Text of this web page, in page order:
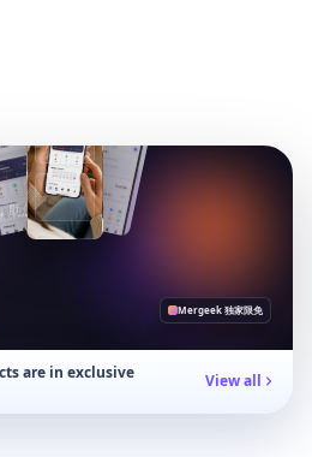
简单强大的生产力应用，助您安排任务专注目标
Mergeek 独家限免
are in exclusive
View all